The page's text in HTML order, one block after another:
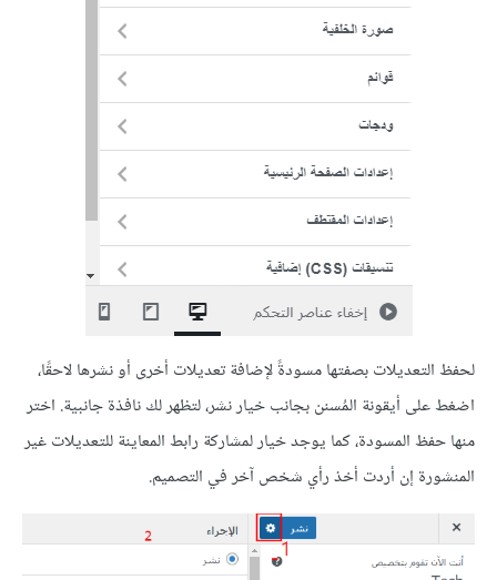
لحفظ التعديلات بصفتها مسودةً لإضافة تعديلات أخرى أو نشرها لاحقًا،
اضغط على أيقونة المُسنن بجانب خيار نشر، لتظهر لك نافذة جانبية. اختر
منها حفظ المسودة، كما يوجد خيار لمشاركة رابط المعاينة للتعديلات غير
المنشورة إن أردت أخذ رأي شخص آخر في التصميم.